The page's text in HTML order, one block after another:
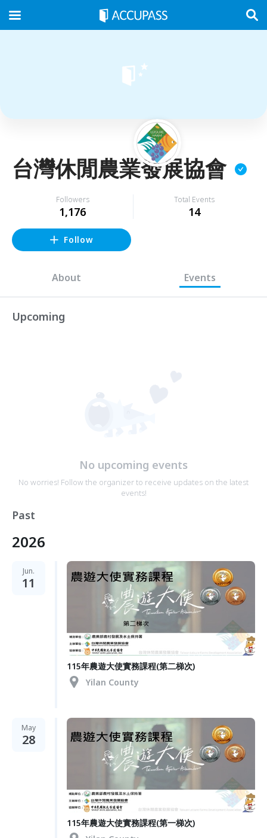
台灣休閒農業發展協會
Followers
1,176
Total Events
14
Follow
About Events
Upcoming
No upcoming events
No worries! Follow the organizer to receive updates on the latest
events!
Past
2026
Jun.
11
115年農遊大使實務課程(第二梯次)
Yilan County
May
28
115年農遊大使實務課程(第一梯次)